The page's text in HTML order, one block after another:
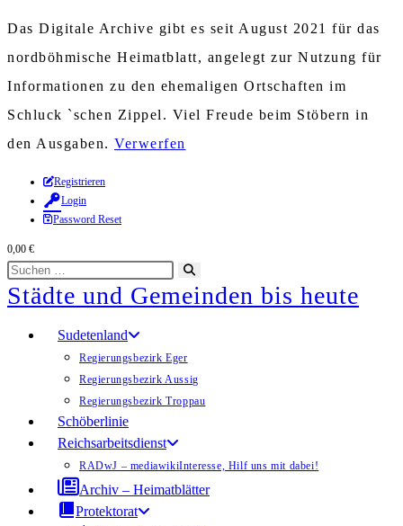
Das Digitale Archive gibt es seit August 2021 für das
nordböhmische Heimatblatt, angelegt zur Nutzung für
Informationen zu den ehemaligen Ortschaften im
Schluck `schen Zippel. Viel Freude beim Stöbern in
den Ausgaben. Verwerfen
Zum
Inhalt
springen
Registrieren
Login
Password Reset
0,00 €
Diese
Website
durchsuchen
starten
Städte und Gemeinden bis heute
Sudetenland
Regierungsbezirk Eger
Regierungsbezirk Aussig
Regierungsbezirk Troppau
Schöberlinie
Reichsarbeitsdienst
RADwJ – mediawikiInteresse, Hilf uns mit dabei!
Archiv – Heimatblätter
Protektorat